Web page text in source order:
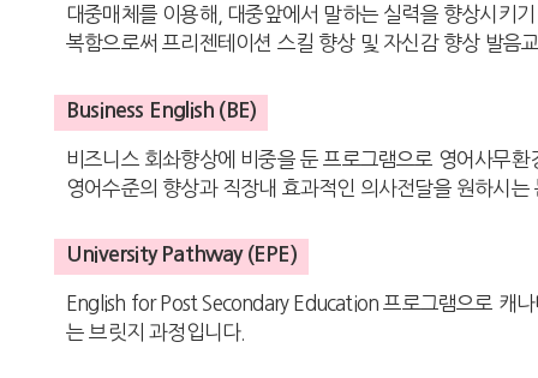
대중매체를 이용해, 대중앞에서 말하는 실력을 향상시키
복함으로써 프리젠테이션 스킬 향상 및 자신감 향상 발음
Business English (BE)
비즈니스 회솨향상에 비중을 둔 프로그램으로 영어사무
영어수준의 향상과 직장내 효과적인 의사전달을 원하시
University Pathway (EPE)
English for Post Secondary Education 프로그램으로 캐
는 브릿지 과정입니다.